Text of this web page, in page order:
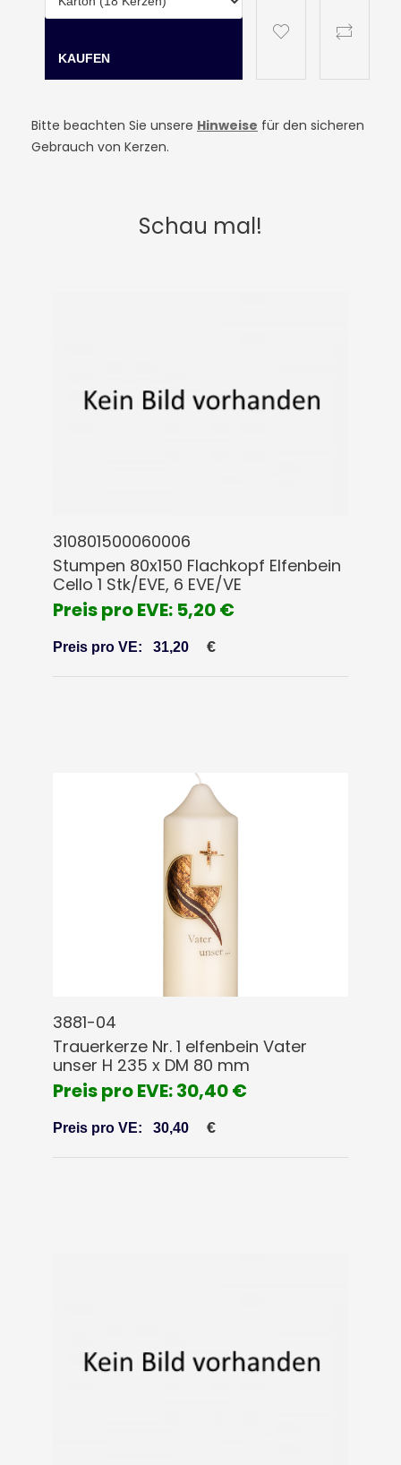
Bitte beachten Sie unsere Hinweise für den sicheren
Gebrauch von Kerzen.
Schau mal!
310801500060006
Stumpen 80x150 Flachkopf Elfenbein
Cello 1 Stk/EVE, 6 EVE/VE
Preis pro EVE: 5,20 €
Preis pro VE: 31,20 €
3881-04
Trauerkerze Nr. 1 elfenbein Vater
unser H 235 x DM 80 mm
Preis pro EVE: 30,40 €
Preis pro VE: 30,40 €